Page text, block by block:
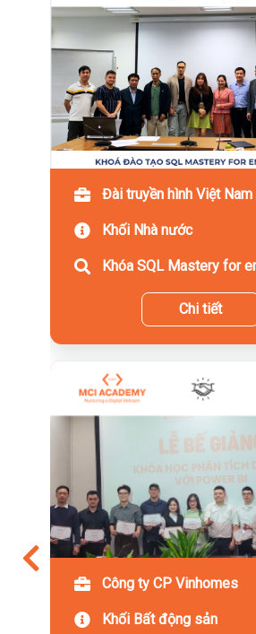
Đài truyền hình Việt Nam
Khối Nhà nước
Khóa SQL Mastery for
Chi tiết
Công ty CP Vinhomes
Khối Bất động sản